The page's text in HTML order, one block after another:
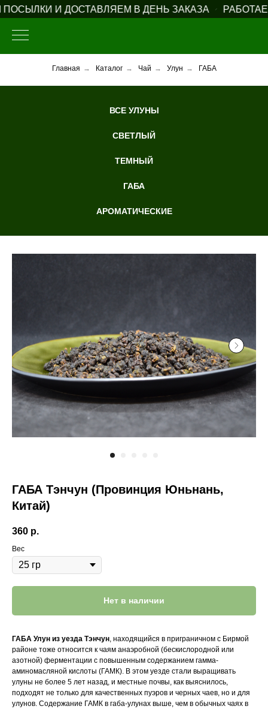
И ДОСТАВЛЯЕМ В ДЕНЬ ЗАКАЗА
Главная → Каталог → Чай → Улун → ГАБА
ВСЕ УЛУНЫ
СВЕТЛЫЙ
ТЕМНЫЙ
ГАБА
АРОМАТИЧЕСКИЕ
ГАБА Тэнчун (Провинция Юньнань,
Китай)
360 р.
Вес
Нет в наличии
ГАБА Улун из уезда Тэнчун, находящийся в приграничном с Бирмой
районе тоже относится к чаям анаэробной (бескислородной или
азотной) ферментации с повышенным содержанием гамма-
аминомасляной кислоты (ГАМК). В этом уезде стали выращивать
улуны не более 5 лет назад, и местные почвы, как выяснилось,
подходят не только для качественных пуэров и черных чаев, но и для
улунов. Содержание ГАМК в габа-улунах выше, чем в обычных чаях в